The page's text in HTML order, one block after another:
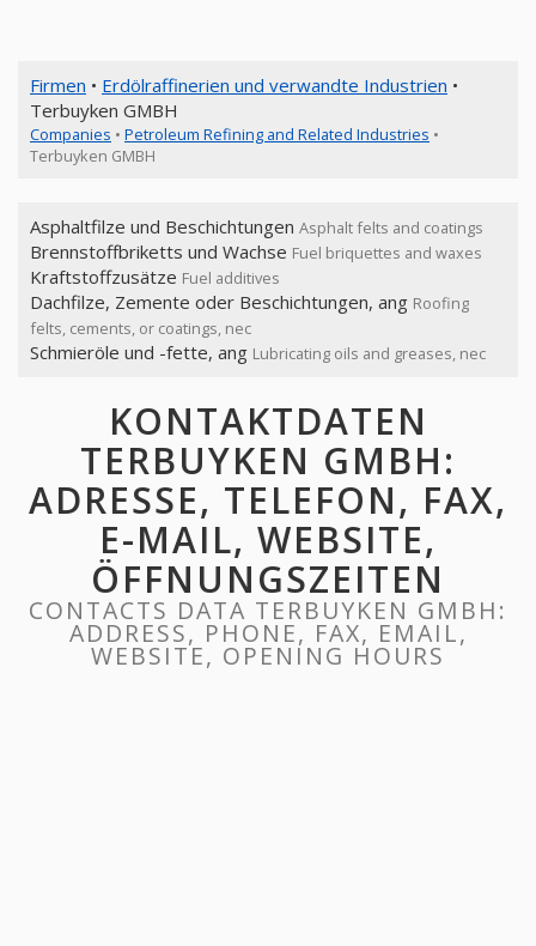
Firmen • Erdölraffinerien und verwandte Industrien •
Terbuyken GMBH
Companies • Petroleum Refining and Related Industries •
Terbuyken GMBH
Asphaltfilze und Beschichtungen Asphalt felts and coatings
Brennstoffbriketts und Wachse Fuel briquettes and waxes
Kraftstoffzusätze Fuel additives
Dachfilze, Zemente oder Beschichtungen, ang Roofing
felts, cements, or coatings, nec
Schmieröle und -fette, ang Lubricating oils and greases, nec
KONTAKTDATEN
TERBUYKEN GMBH:
ADRESSE, TELEFON, FAX,
E-MAIL, WEBSITE,
ÖFFNUNGSZEITEN
CONTACTS DATA TERBUYKEN GMBH:
ADDRESS, PHONE, FAX, EMAIL,
WEBSITE, OPENING HOURS